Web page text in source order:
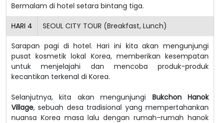
Bermalam di hotel setara bintang tiga.
HARI 4 SEOUL CITY TOUR (Breakfast, Lunch)
Sarapan pagi di hotel. Hari ini kita akan mengunjungi
pusat kosmetik lokal Korea, memberikan kesempatan
untuk menjelajahi dan mencoba produk-produk
kecantikan terkenal di Korea.
Selanjutnya, kita akan mengunjungi Bukchon Hanok
Village, sebuah desa tradisional yang mempertahankan
nuansa Korea masa lalu dengan rumah-rumah hanok